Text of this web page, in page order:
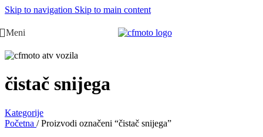
Skip to navigation Skip to main content
Meni
čistač snijega
Kategorije
Početna / Proizvodi označeni “čistač snijega”